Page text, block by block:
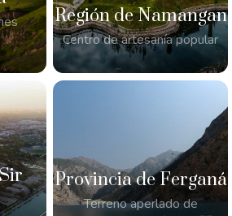
Región de Namangan
Centro de artesanía popular
Provincia de Ferganá
Terreno aperlado de